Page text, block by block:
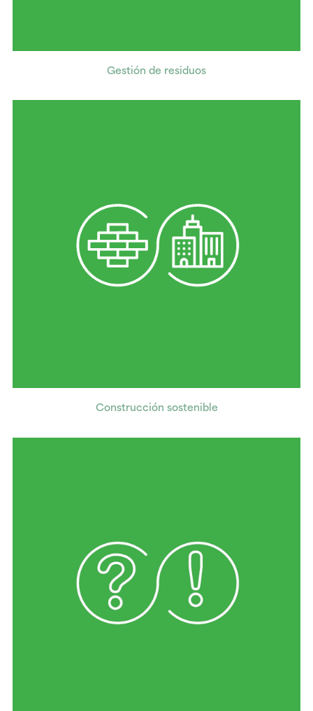
Gestión de residuos
Construcción sostenible